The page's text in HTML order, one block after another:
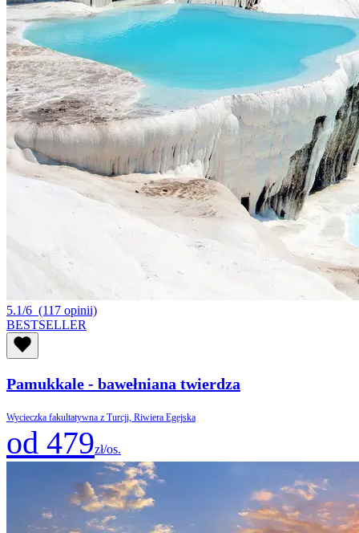
5.1/6 (117 opinii)
BESTSELLER
Pamukkale - bawełniana twierdza
Wycieczka fakultatywna z Turcji, Riwiera Egejska
od 479zł/os.